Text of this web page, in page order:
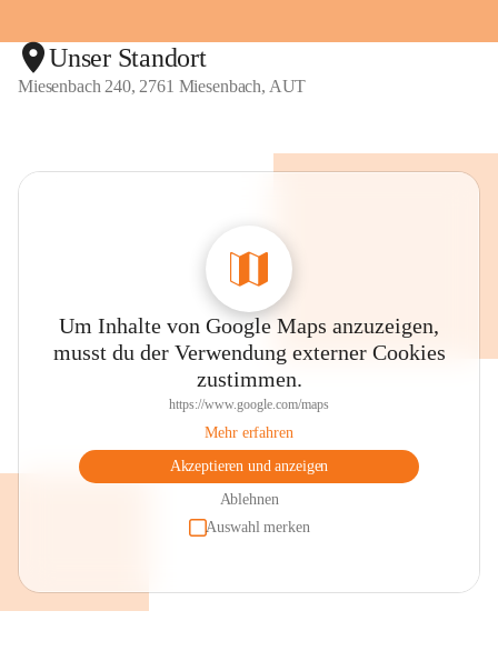
Unser Standort
Miesenbach 240, 2761 Miesenbach, AUT
Um Inhalte von Google Maps anzuzeigen,
musst du der Verwendung externer Cookies
zustimmen.
https://www.google.com/maps
Mehr erfahren
Akzeptieren und anzeigen
Ablehnen
Auswahl merken